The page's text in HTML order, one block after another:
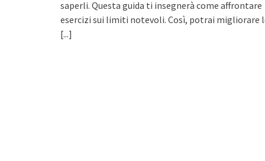
saperli. Questa guida ti insegnerà come affrontare
esercizi sui limiti notevoli. Così, potrai migliorare
[...]